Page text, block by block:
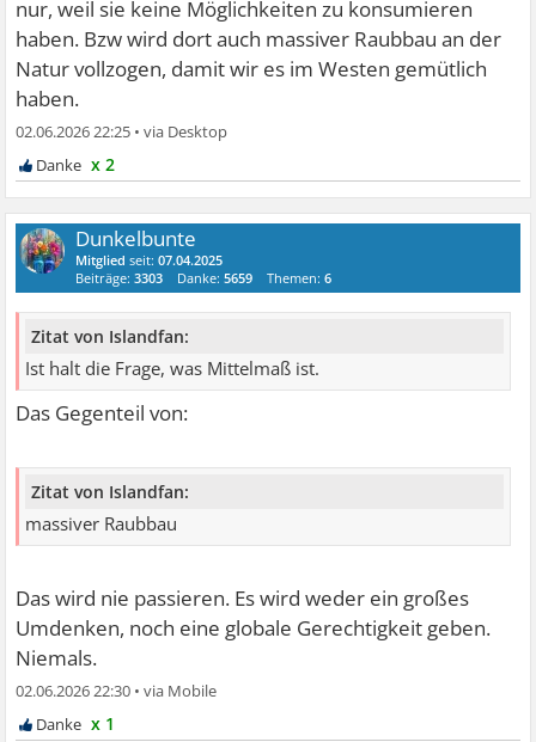
nur, weil sie keine Möglichkeiten zu konsumieren
haben. Bzw wird dort auch massiver Raubbau an der
Natur vollzogen, damit wir es im Westen gemütlich
haben.
02.06.2026 22:25 •
x 2
Dunkelbunte
Mitglied seit:07.04.2025
Beiträge:3303 Danke:5659 Themen:6
Zitat von Islandfan:
Ist halt die Frage, was Mittelmaß ist.
Das Gegenteil von:
Zitat von Islandfan:
massiver Raubbau
Das wird nie passieren. Es wird weder ein großes
Umdenken, noch eine globale Gerechtigkeit geben.
Niemals.
02.06.2026 22:30 •
x 1